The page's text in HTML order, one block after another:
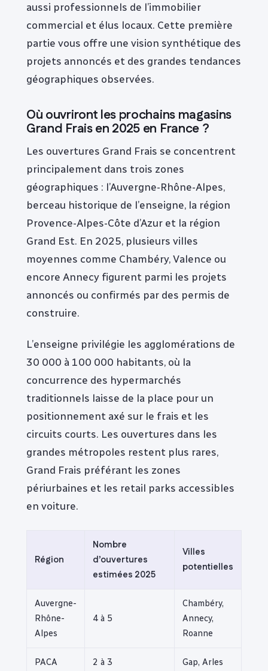
aussi professionnels de l’immobilier
commercial et élus locaux. Cette première
partie vous offre une vision synthétique des
projets annoncés et des grandes tendances
géographiques observées.
Où ouvriront les prochains magasins
Grand Frais en 2025 en France ?
Les ouvertures Grand Frais se concentrent
principalement dans trois zones
géographiques : l’Auvergne-Rhône-Alpes,
berceau historique de l’enseigne, la région
Provence-Alpes-Côte d’Azur et la région
Grand Est. En 2025, plusieurs villes
moyennes comme Chambéry, Valence ou
encore Annecy figurent parmi les projets
annoncés ou confirmés par des permis de
construire.
L’enseigne privilégie les agglomérations de
30 000 à 100 000 habitants, où la
concurrence des hypermarchés
traditionnels laisse de la place pour un
positionnement axé sur le frais et les
circuits courts. Les ouvertures dans les
grandes métropoles restent plus rares,
Grand Frais préférant les zones
périurbaines et les retail parks accessibles
en voiture.
Région
Nombre
d’ouvertures
estimées 2025
Villes
potentielles
Auvergne-
Rhône-
Alpes
4 à 5
Chambéry,
Annecy,
Roanne
PACA 2 à 3 Gap, Arles